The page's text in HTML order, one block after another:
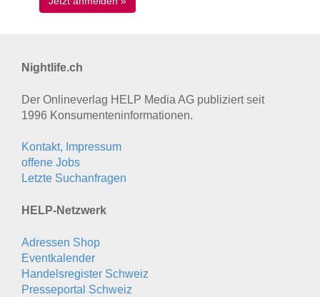
Nightlife.ch
Der Onlineverlag HELP Media AG publiziert seit
1996 Konsumenten­informationen.
Kontakt, Impressum
offene Jobs
Letzte Suchanfragen
HELP-Netzwerk
Adressen Shop
Eventkalender
Handelsregister Schweiz
Presseportal Schweiz